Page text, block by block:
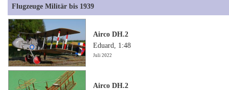
Flugzeuge Militär bis 1939
Airco DH.2
Eduard, 1:48
Juli 2022
Airco DH.2